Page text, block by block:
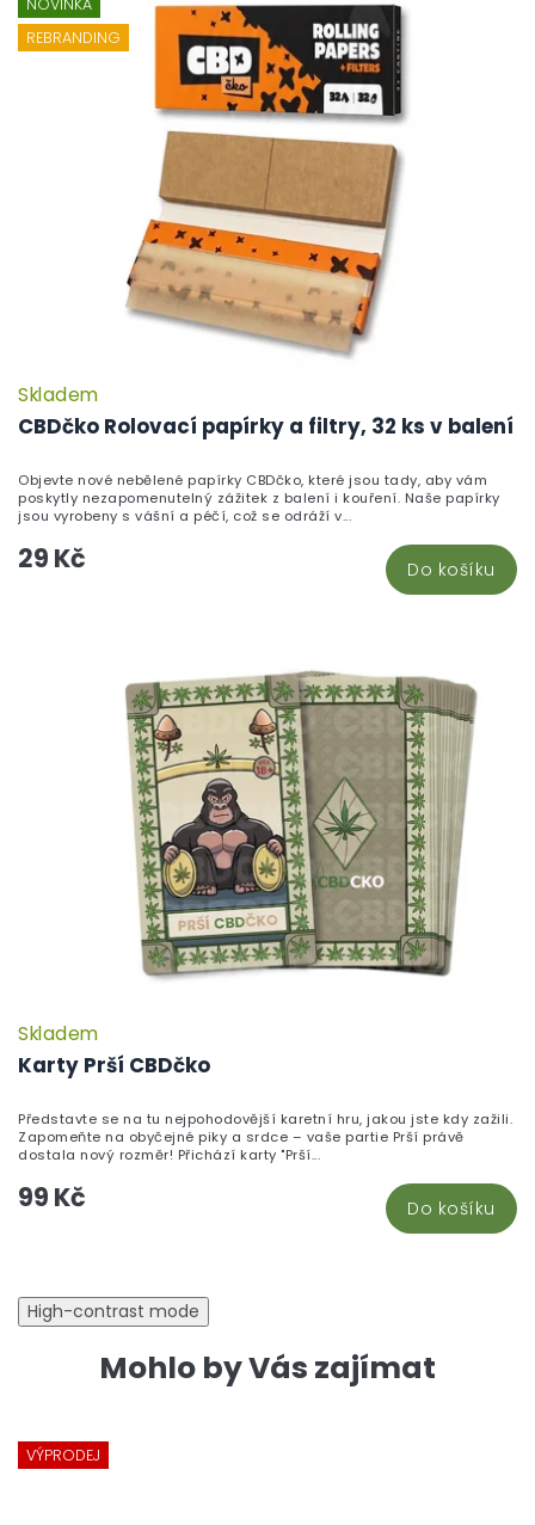
NOVINKA
REBRANDING
CBDčko Rolovací papírky a filtry, 32 ks v balení
Skladem
29 Kč Do košíku
Objevte nové nebělené papírky CBDčko, které jsou tady, aby vám
poskytly nezapomenutelný zážitek z balení i kouření. Naše papírky
jsou vyrobeny s vášní a péčí, což se odráží v...
Karty Prší CBDčko
Skladem
99 Kč Do košíku
Představte se na tu nejpohodovější karetní hru, jakou jste kdy zažili.
Zapomeňte na obyčejné piky a srdce – vaše partie Prší právě
dostala nový rozměr! Přichází karty "Prší...
High-contrast mode
Mohlo by Vás zajímat
VÝPRODEJ